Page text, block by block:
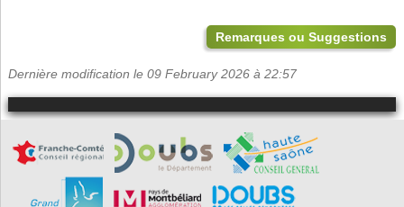
Remarques ou Suggestions
Dernière modification le 09 February 2026 à 22:57